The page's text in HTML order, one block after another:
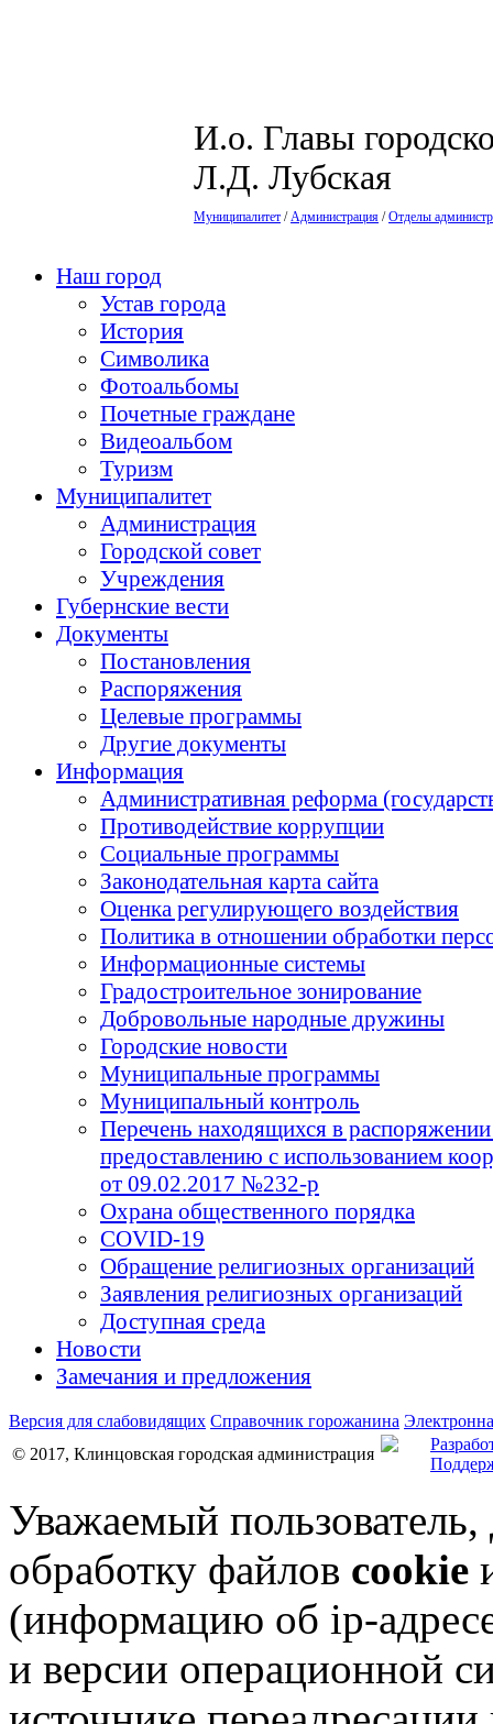
И.о. Главы
Л.Д. Лубская
Муниципалитет /Администрация /Отделы
Наш город
Устав города
История
Символика
Фотоальбомы
Почетные граждане
Видеоальбом
Туризм
Муниципалитет
Администрация
Городской совет
Учреждения
Губернские вести
Документы
Постановления
Распоряжения
Целевые программы
Другие документы
Информация
Административная реформа
Противодействие коррупции
Социальные программы
Законодательная карта сайта
Оценка регулирующего воздействия
Политика в отношении обработки
Информационные системы
Градостроительное зонирование
Добровольные народные дружины
Городские новости
Муниципальные программы
Муниципальный контроль
Перечень находящихся в
предоставлению с использованием
от 09.02.2017 №232-р
Охрана общественного порядка
COVID-19
Обращение религиозных организаций
Заявления религиозных организаций
Доступная среда
Новости
Замечания и предложения
Версия для слабовидящих Справочник горожанина
© 2017, Клинцовская городская администрация
Уважаемый
обработку файлов cookie
(информацию об ip-
и версии операционной